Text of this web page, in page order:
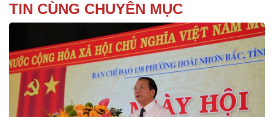
TIN CÙNG CHUYÊN MỤC